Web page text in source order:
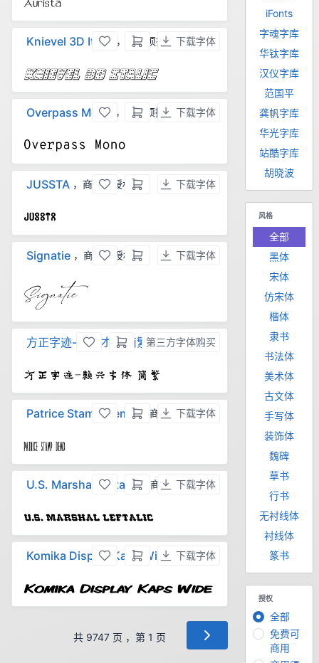
Knievel 3D Italic ，商用须授权 下载字体
Overpass Mono ，商用须授权 下载字体
JUSSTA ，商用须授权 下载字体
Signatie ，商用须授权 下载字体
方正字迹-赖兴才体 简繁，商用须授权
第三方字体购买
Patrice Stamp Demo，商用须授权
下载字体
U.S. Marshal Leftalic，商用须授权
下载字体
Komika Display Kaps Wide ，免费
下载字体
共 9747 页 ，第 1 页
iFonts
字魂字库
华钛字库
汉仪字库
范国平
龚帆字库
华光字库
站酷字库
胡晓波
风格
全部
黑体
宋体
仿宋体
楷体
隶书
书法体
美术体
古文体
手写体
装饰体
魏碑
草书
行书
无衬线体
衬线体
篆书
授权
全部
免费可
商用